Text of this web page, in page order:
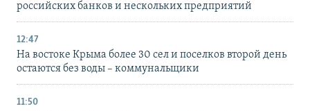
российских банков и нескольких предприятий
12:47
На востоке Крыма более 30 сел и поселков второй день
остаются без воды – коммунальщики
11:50